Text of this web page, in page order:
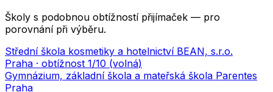
Školy s podobnou obtížností přijímaček — pro
porovnání při výběru.
Střední škola kosmetiky a hotelnictví BEAN, s.r.o.
Praha · obtížnost 1/10 (volná)
Gymnázium, základní škola a mateřská škola Parentes
Praha